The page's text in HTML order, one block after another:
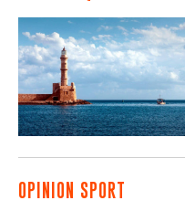
OPINION SPORT